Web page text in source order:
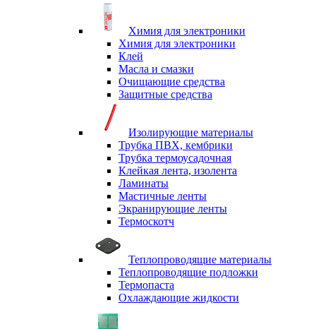
Химия для электроники
Химия для электроники
Клей
Масла и смазки
Очищающие средства
Защитные средства
Изолирующие материалы
Трубка ПВХ, кембрики
Трубка термоусадочная
Клейкая лента, изолента
Ламинаты
Мастичные ленты
Экранирующие ленты
Термоскотч
Теплопроводящие материалы
Теплопроводящие подложки
Термопаста
Охлаждающие жидкости